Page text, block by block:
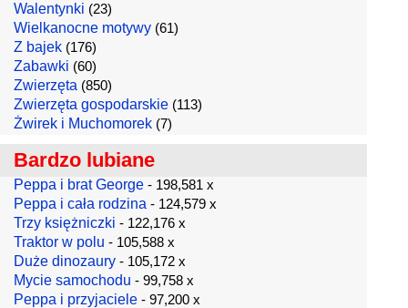
Walentynki (23)
Wielkanocne motywy (61)
Z bajek (176)
Zabawki (60)
Zwierzęta (850)
Zwierzęta gospodarskie (113)
Żwirek i Muchomorek (7)
Bardzo lubiane
Peppa i brat George - 198,581 x
Peppa i cała rodzina - 124,579 x
Trzy księżniczki - 122,176 x
Traktor w polu - 105,588 x
Duże dinozaury - 105,172 x
Mycie samochodu - 99,758 x
Peppa i przyjaciele - 97,200 x